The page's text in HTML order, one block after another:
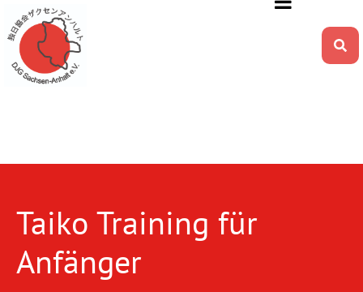
Taiko Training für
Anfänger